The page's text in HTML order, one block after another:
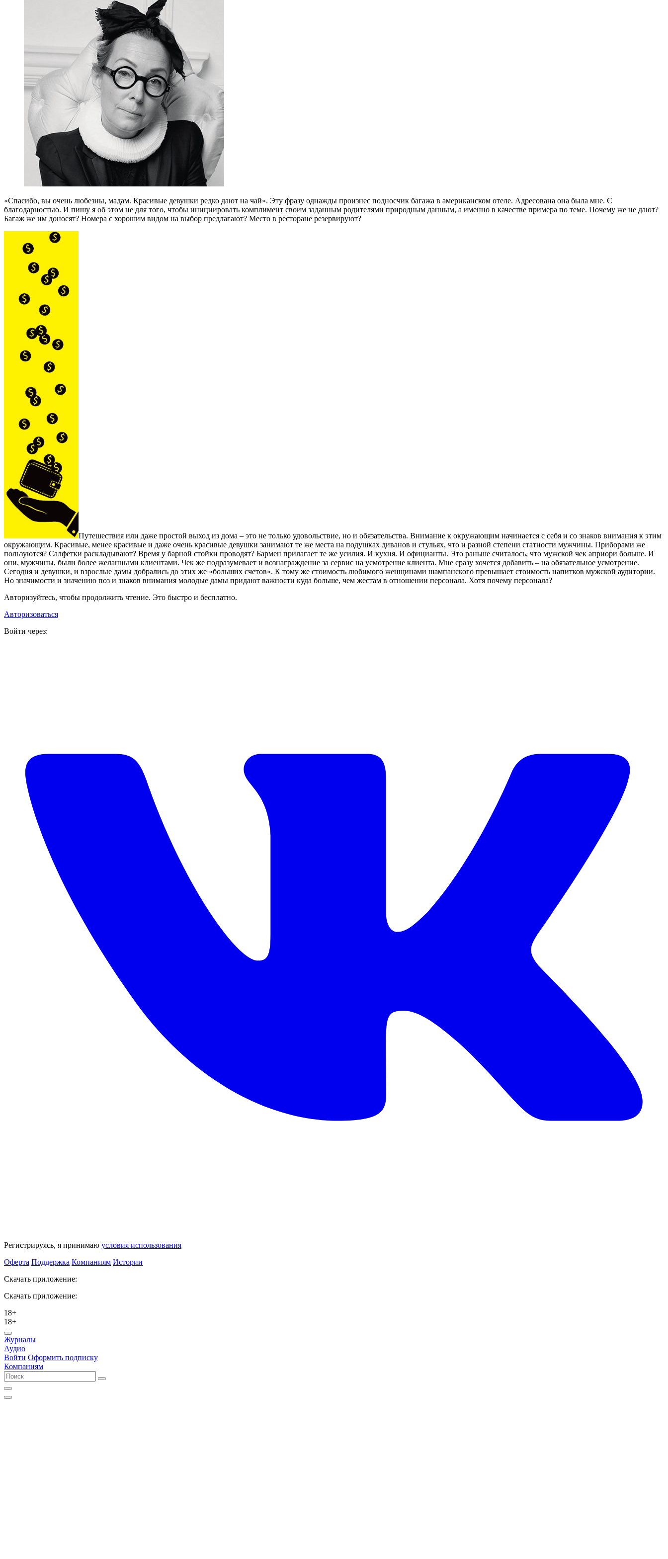
«Спасибо, вы очень любезны, мадам. Красивые девушки редко дают на чай». Эту фразу однажды произнес подносчик багажа в американском отеле. Адресована она была мне. С
благодарностью. И пишу я об этом не для того, чтобы инициировать комплимент своим заданным родителями природным данным, а именно в качестве примера по теме. Почему же не дают?
Багаж же им доносят? Номера с хорошим видом на выбор предлагают? Место в ресторане резервируют?
Путешествия или даже простой выход из дома – это не только удовольствие, но и обязательства. Внимание к окружающим начинается с себя и со знаков внимания к этим
окружающим. Красивые, менее красивые и даже очень красивые девушки занимают те же места на подушках диванов и стульях, что и разной степени статности мужчины. Приборами же
пользуются? Салфетки раскладывают? Время у барной стойки проводят? Бармен прилагает те же усилия. И кухня. И официанты. Это раньше считалось, что мужской чек априори больше. И
они, мужчины, были более желанными клиентами. Чек же подразумевает и вознаграждение за сервис на усмотрение клиента. Мне сразу хочется добавить – на обязательное усмотрение.
Сегодня и девушки, и взрослые дамы добрались до этих же «больших счетов». К тому же стоимость любимого женщинами шампанского превышает стоимость напитков мужской аудитории.
Но значимости и значению поз и знаков внимания молодые дамы придают важности куда больше, чем жестам в отношении персонала. Хотя почему персонала?
Авторизуйтесь, чтобы продолжить чтение. Это быстро и бесплатно.
Авторизоваться
Войти через:
Регистрируясь, я принимаю условия использования
Оферта Поддержка Компаниям Истории
Скачать приложение:
Скачать приложение:
18+
18+
Журналы
Аудио
Войти Оформить подписку
Компаниям